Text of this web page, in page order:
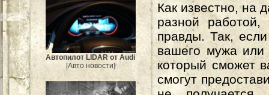
Автопилот LIDAR от Audi
[Авто новости]
Как известно, на
разной
правды. Так,
вашего мужа или
который сможет
смогут